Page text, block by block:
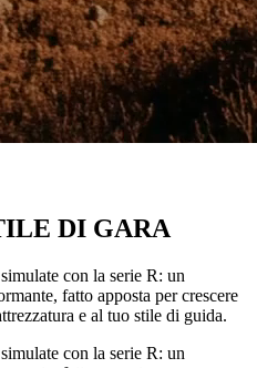
DI GARA
con la serie R: un
fatto apposta per crescere
e al tuo stile di guida.
con la serie R: un